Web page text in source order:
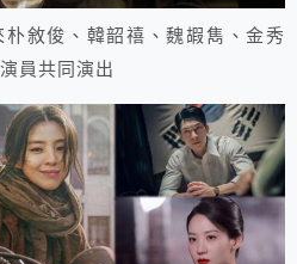
敘俊、韓韶禧、魏嘏雋、金秀
員共同演出